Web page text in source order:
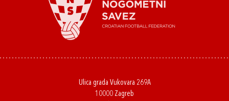
Ulica grada Vukovara 269A
10000 Zagreb